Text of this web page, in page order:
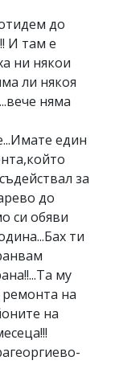
до
И там е
ни някои
ли някоя
няма
един
за
до
си обяви
ти
му
на
на